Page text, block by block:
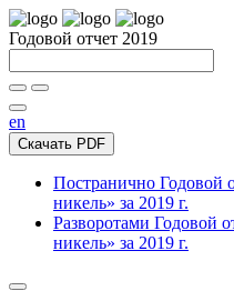
Годовой отчет 2019
en
Скачать PDF
Постранично Годовой
никель» за 2019 г.
Разворотами Годовой
никель» за 2019 г.